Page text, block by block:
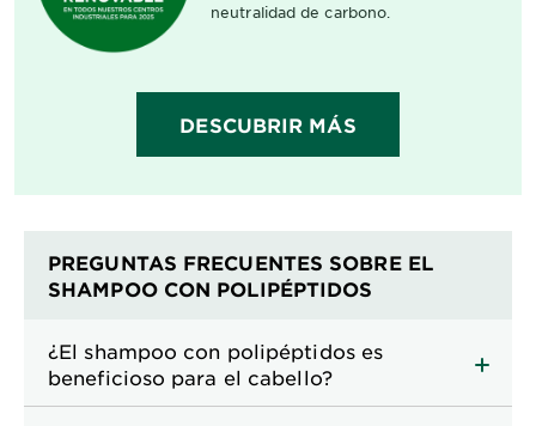
neutralidad de carbono.
DESCUBRIR MÁS
PREGUNTAS FRECUENTES SOBRE EL
SHAMPOO CON POLIPÉPTIDOS
¿El shampoo con polipéptidos es
beneficioso para el cabello?